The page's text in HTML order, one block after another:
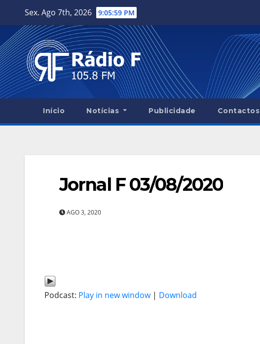
content
Sex. Ago 7th, 2026 9:05:59 PM
Início Notícias Publicidade Contactos
Jornal F 03/08/2020
AGO 3, 2020
Podcast: Play in new window| Download